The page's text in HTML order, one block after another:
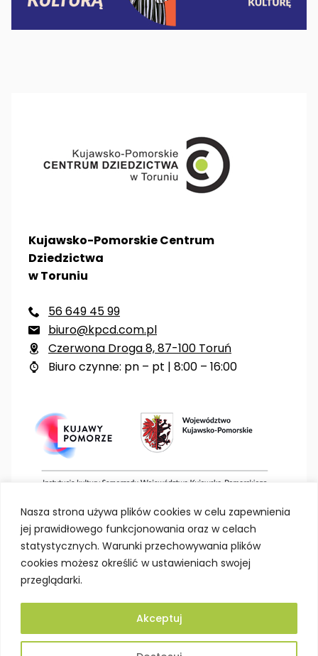
Nasza strona używa plików cookies w celu zapewnienia
jej prawidłowego funkcjonowania oraz w celach
statystycznych. Warunki przechowywania plików
cookies możesz określić w ustawieniach swojej
przeglądarki.
Akceptuj
Kujawsko-Pomorskie Centrum
Dziedzictwa
w Toruniu
 56 649 45 99
 biuro@kpcd.com.pl
 Czerwona Droga 8, 87-100 Toruń
 Biuro czynne: pn – pt | 8:00 – 16:00
Deklaracja dostępności Polityka prywatności